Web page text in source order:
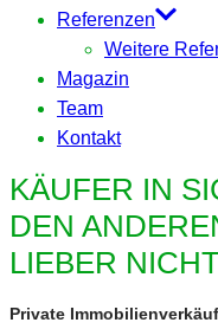
Referenzen
Weitere
Magazin
Team
Kontakt
KÄUFER IN
DEN
LIEBER
Private